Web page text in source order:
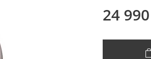
24 990